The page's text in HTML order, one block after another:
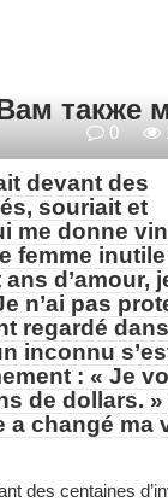
также
0
devant des
souriait et
me donne
femme inutile
d’amour,
n’ai pas
regardé
inconnu
: « Je
de dollars. »
a changé ma
des centaines